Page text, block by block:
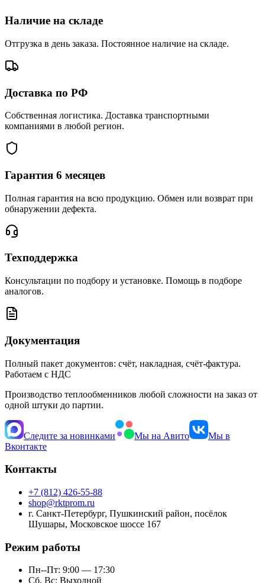
Наличие на складе
Отгрузка в день заказа. Постоянное наличие на складе.
Доставка по РФ
Собственная логистика. Доставка транспортными
компаниями в любой регион.
Гарантия 6 месяцев
Полная гарантия на всю продукцию. Обмен или возврат при
обнаружении дефекта.
Техподдержка
Консультации по подбору и установке. Помощь в подборе
аналогов.
Документация
Полный пакет документов: счёт, накладная, счёт-фактура.
Работаем с НДС
Производство теплообменников любой сложности на заказ от
одной штуки до партии.
Следите за новинками Мы на Авито
Мы в
Вконтакте
Контакты
+7 (812) 426-55-88
shop@rktprom.ru
г. Санкт-Петербург, Пушкинский район, посёлок
Шушары, Московское шоссе 167
Режим работы
Пн--Пт: 9:00 — 17:30
Сб, Вс: Выходной